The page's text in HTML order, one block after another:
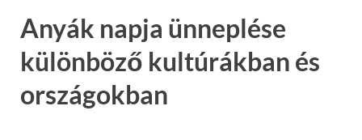
Anyák napja ünneplése
különböző kultúrákban és
országokban